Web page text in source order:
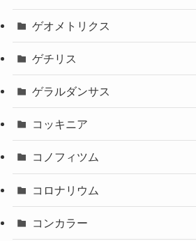
ゲオメトリクス
ゲチリス
ゲラルダンサス
コッキニア
コノフィツム
コロナリウム
コンカラー